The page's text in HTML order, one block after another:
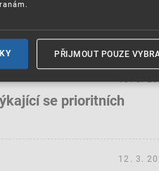
ve třetích zemích
se prioritních
18. 5.
12. 3.
PŘIJMOUT POUZE